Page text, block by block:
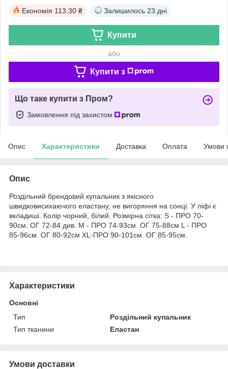
Економія 113.30 ₴ Залишилось 23 дні
Купити
або
Купити з
Що таке купити з Пром?
Замовлення під захистом
Опис Характеристики Доставка Оплата Умови
Опис
Роздільний брендовий купальник з якісного
швидковисихаючого еластану, не вигоряння на сонці. У ліфі є
вкладиші. Колір чорний, білий. Розмірна сітка: S - ПРО 70-
90см. ОГ 72-84 див. M - ПРО 74-93см. ОГ 75-88см L - ПРО
85-96см. ОГ 80-92см XL-ПРО 90-101см. ОГ 85-95см.
Характеристики
Основні
Тип
Роздільний купальник
Тип тканини
Еластан
Умови доставки